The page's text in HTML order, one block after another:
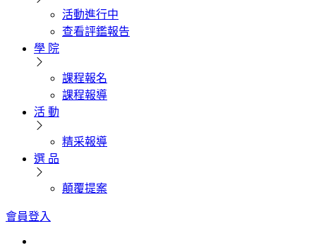
活動進行中
查看評鑑報告
學 院
課程報名
課程報導
活 動
精采報導
選 品
顛覆提案
會員登入